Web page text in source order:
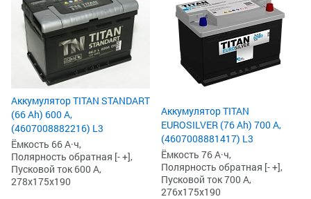
Аккумулятор TITAN STANDART
(66 Ah) 600 А,
(4607008882216) L3
Ёмкость 66 А·ч,
Полярность обратная [- +],
Пусковой ток 600 А,
278x175x190
Аккумулятор TITAN
EUROSILVER (76 Ah) 700 А,
(4607008881417) L3
Ёмкость 76 А·ч,
Полярность обратная [- +],
Пусковой ток 700 А,
276x175x190